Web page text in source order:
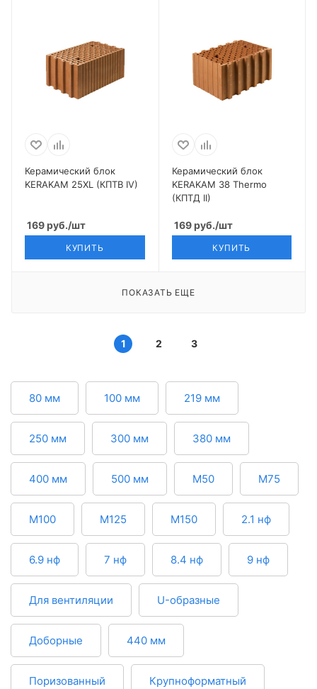
Керамический блок
KERAKAM 25XL (КПТВ IV)
169руб./шт
КУПИТЬ
Керамический блок
KERAKAM 38 Thermo
(КПТД II)
169руб./шт
КУПИТЬ
ПОКАЗАТЬ ЕЩЕ
1 2 3
80 мм 100 мм 219 мм
250 мм 300 мм 380 мм
400 мм 500 мм М50 М75
М100 М125 М150 2.1 нф
6.9 нф 7 нф 8.4 нф 9 нф
Для вентиляции U-образные
Доборные 440 мм
Поризованный Крупноформатный